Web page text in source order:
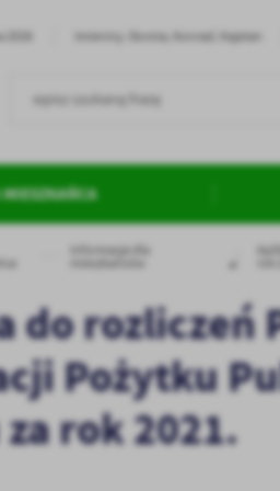
Imieniny: Dorota, Konrad, Kajetan
Informacje dla
do rozliczeń
Pożytku
rok 2021.